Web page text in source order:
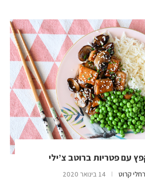
עם פטריות ברוטב צ’ילי
רחלי קרוט 14 בינואר 2020